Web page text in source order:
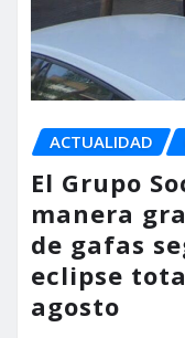
ACTUALIDAD
El Grupo
manera
de gafas
eclipse
agosto